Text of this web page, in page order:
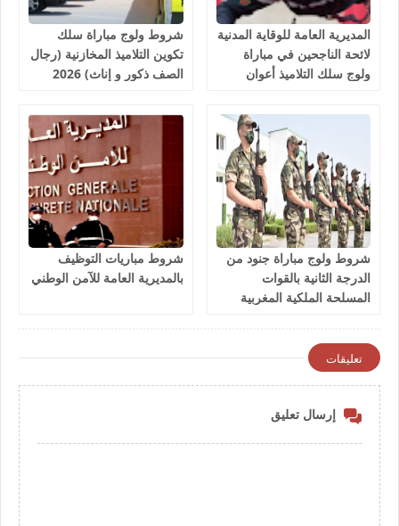
المديرية العامة للوقاية المدنية
لائحة الناجحين في مباراة
ولوج سلك التلاميذ أعوان
شروط ولوج مباراة سلك
تكوين التلاميذ المخازنية (رجال
الصف ذكور و إناث) 2026
شروط ولوج مباراة جنود من
الدرجة الثانية بالقوات
المسلحة الملكية المغربية
شروط مباريات التوظيف
بالمديرية العامة للآمن الوطني
تعليقات
إرسال تعليق